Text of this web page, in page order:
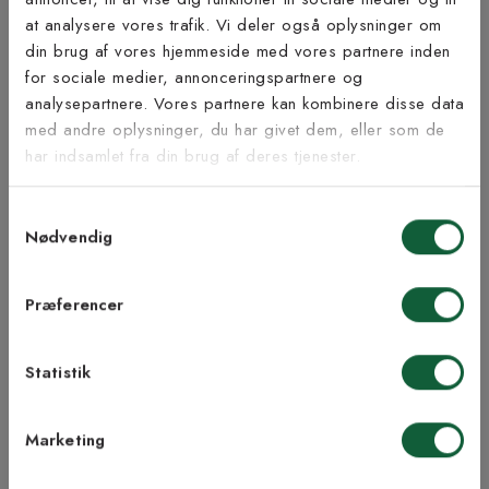
at analysere vores trafik. Vi deler også oplysninger om
din brug af vores hjemmeside med vores partnere inden
for sociale medier, annonceringspartnere og
analysepartnere. Vores partnere kan kombinere disse data
med andre oplysninger, du har givet dem, eller som de
har indsamlet fra din brug af deres tjenester.
Nødvendig
Præferencer
Statistik
Marketing
Inspiration fra @kilandsofficial
Tilmeld dig vores
nyhedsbrev
Vær blandt de første til at modtage vores tilbud,
tips og nyheder.
Samtykke til Kilands vilkår
modtage nyhedsbreve fra Kilands